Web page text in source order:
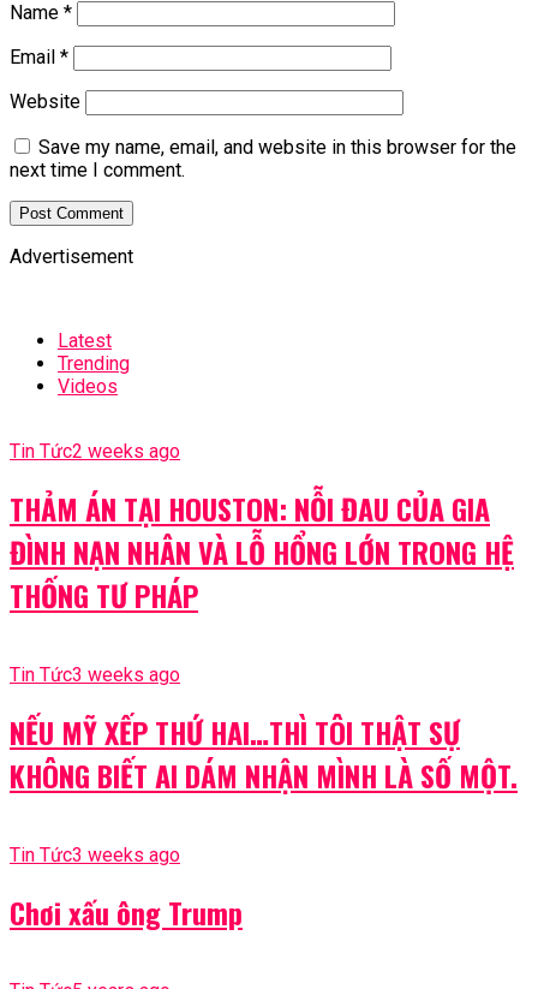
Name *
Email *
Website
Save my name, email, and website in this browser for the
next time I comment.
Advertisement
Latest
Trending
Videos
Tin Tức2 weeks ago
THẢM ÁN TẠI HOUSTON: NỖI ĐAU CỦA GIA
ĐÌNH NẠN NHÂN VÀ LỖ HỔNG LỚN TRONG HỆ
THỐNG TƯ PHÁP
Tin Tức3 weeks ago
NẾU MỸ XẾP THỨ HAI…THÌ TÔI THẬT SỰ
KHÔNG BIẾT AI DÁM NHẬN MÌNH LÀ SỐ MỘT.
Tin Tức3 weeks ago
Chơi xấu ông Trump